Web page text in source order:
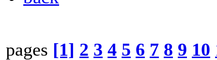
pages [1] 2 3 4 5 6 7 8 9 10